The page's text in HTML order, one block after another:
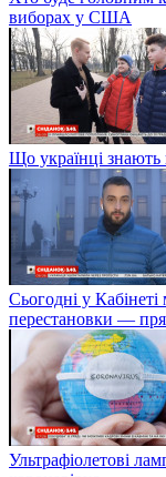
виборах у США
Що українці знають
Сьогодні у Кабінеті
перестановки —
Ультрафіолетові